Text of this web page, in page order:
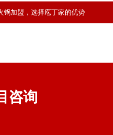
锅加盟，选择庖丁家的优势
咨询